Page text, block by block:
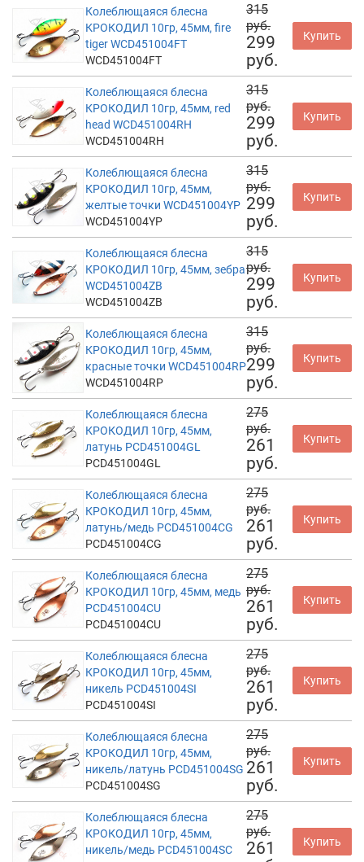
Колеблющаяся блесна
КРОКОДИЛ 10гр, 45мм, fire
tiger WCD451004FT
WCD451004FT
315
руб.
299
руб.
Купить
Колеблющаяся блесна
КРОКОДИЛ 10гр, 45мм, red
head WCD451004RH
WCD451004RH
315
руб.
299
руб.
Купить
Колеблющаяся блесна
КРОКОДИЛ 10гр, 45мм,
желтые точки WCD451004YP
WCD451004YP
315
руб.
299
руб.
Купить
Колеблющаяся блесна
КРОКОДИЛ 10гр, 45мм, зебра
WCD451004ZB
WCD451004ZB
315
руб.
299
руб.
Купить
Колеблющаяся блесна
КРОКОДИЛ 10гр, 45мм,
красные точки WCD451004RP
WCD451004RP
315
руб.
299
руб.
Купить
Колеблющаяся блесна
КРОКОДИЛ 10гр, 45мм,
латунь PCD451004GL
PCD451004GL
275
руб.
261
руб.
Купить
Колеблющаяся блесна
КРОКОДИЛ 10гр, 45мм,
латунь/медь PCD451004CG
PCD451004CG
275
руб.
261
руб.
Купить
Колеблющаяся блесна
КРОКОДИЛ 10гр, 45мм, медь
PCD451004CU
PCD451004CU
275
руб.
261
руб.
Купить
Колеблющаяся блесна
КРОКОДИЛ 10гр, 45мм,
никель PCD451004SI
PCD451004SI
275
руб.
261
руб.
Купить
Колеблющаяся блесна
КРОКОДИЛ 10гр, 45мм,
никель/латунь PCD451004SG
PCD451004SG
275
руб.
261
руб.
Купить
Колеблющаяся блесна
КРОКОДИЛ 10гр, 45мм,
никель/медь PCD451004SC
275
руб.
261
Купить